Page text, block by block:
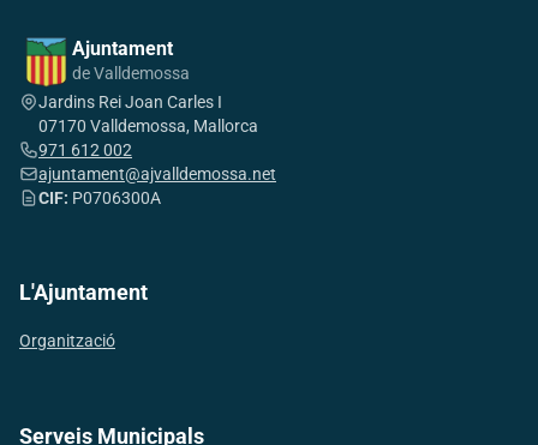
Ajuntament
de Valldemossa
Jardins Rei Joan Carles I
07170 Valldemossa, Mallorca
971 612 002
ajuntament@ajvalldemossa.net
CIF: P0706300A
L'Ajuntament
Organització
Serveis Municipals